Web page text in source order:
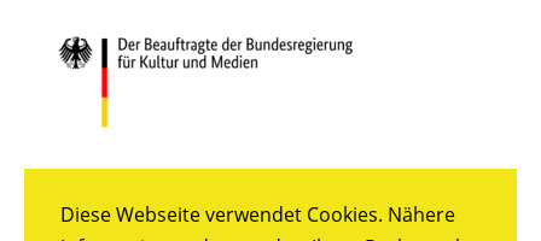
Diese Webseite verwendet Cookies. Nähere